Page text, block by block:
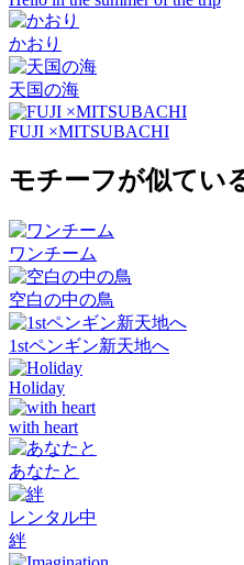
かおり
天国の海
FUJI ×MITSUBACHI
モチーフが似てい
ワンチーム
空白の中の鳥
1stペンギン新天地へ
Holiday
with heart
あなたと
レンタル中
絆